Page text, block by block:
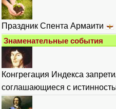
Праздник Спента Армаити
Знаменательные события
Конгрегация Индекса
соглашающиеся с